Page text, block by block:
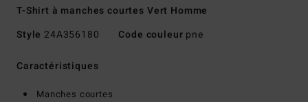
T-Shirt à manches courtes Vert Homme
Style 24A356180 Code couleur pne
Caractéristiques
Manches courtes